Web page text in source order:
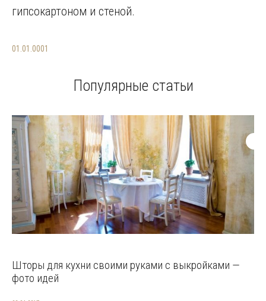
гипсокартоном и стеной.
01.01.0001
Популярные статьи
Шторы для кухни своими руками с выкройками —
фото идей